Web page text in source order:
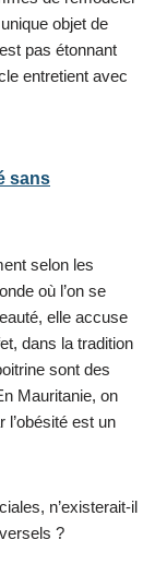
objet de
pas étonnant
entretient avec
sans
selon les
où l’on se
elle accuse
dans la tradition
sont des
Mauritanie, on
est un
n’existerait-il
?